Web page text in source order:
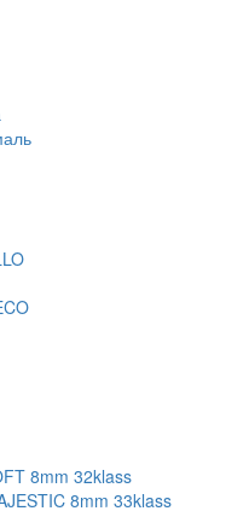
8mm 32klass
8mm 33klass